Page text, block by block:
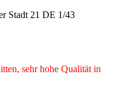
Stadt 21 DE 1/43
sehr hohe Qualität in